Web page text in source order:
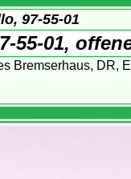
97-55-01
55-01,
Bremserhaus, DR,